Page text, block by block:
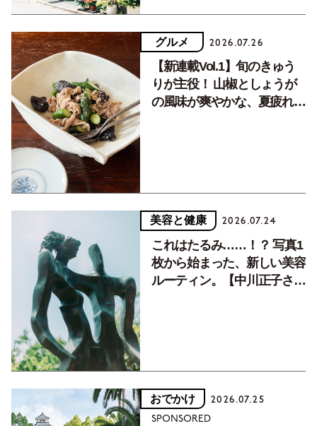
グルメ 2026.07.26
【新連載Vol.1】旬のきゅう
りが主役！ 山椒としょうが
の風味が爽やかな、夏疲れを
美容と健康 2026.07.24
これはたるみ……！？ 写真1
枚から始まった、新しい美容
ルーティン。【中川正子さん
おでかけ 2026.07.25
SPONSORED